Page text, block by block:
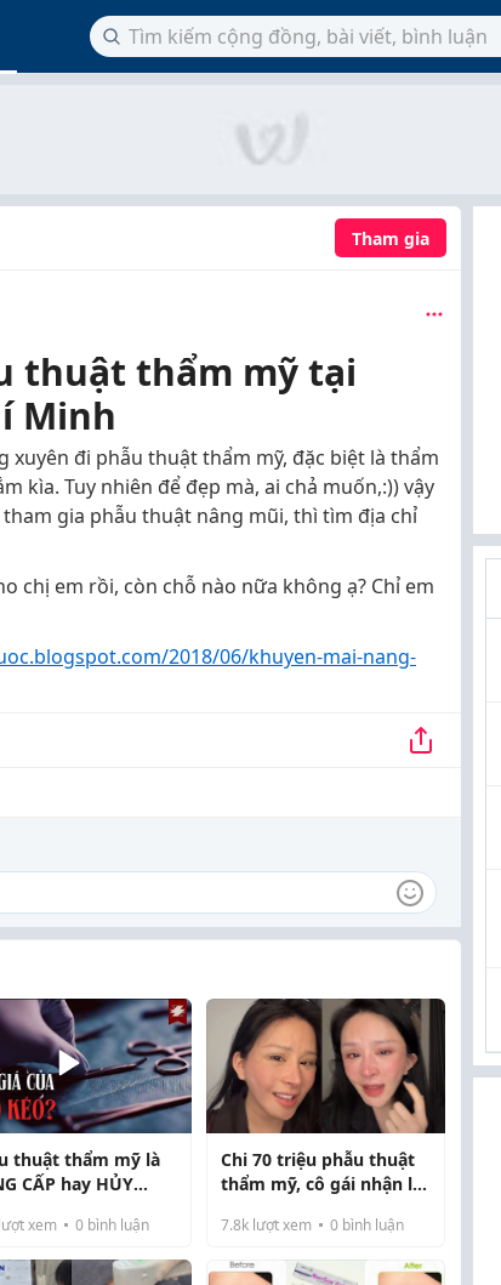
Tham gia
thuật thẩm mỹ tại
Minh
đi phẫu thuật thẩm mỹ, đặc biệt là thẩm
kìa. Tuy nhiên để đẹp mà, ai chả muốn,:)) vậy
gia phẫu thuật nâng mũi, thì tìm địa chỉ
chị em rồi, còn chỗ nào nữa không ạ? Chỉ em
2018/06/khuyen-mai-nang-
thuật thẩm mỹ là
CẤP hay HỦY
lượt xem 0 bình luận
Chi 70 triệu phẫu thuật
thẩm mỹ, cô gái nhận lại
nửa đêm 'phốt' bác sĩ
gây xôn xao
7.8klượt xem 0bình luận